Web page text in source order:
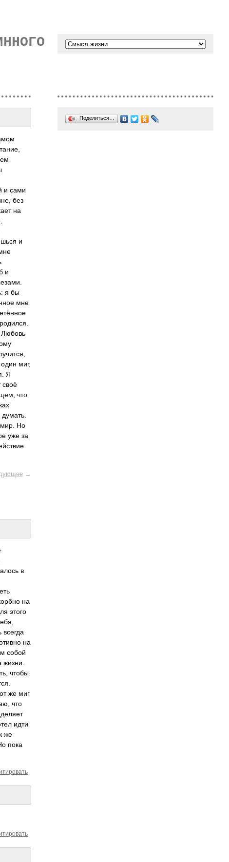
и сами
без
на
и
и
я бы
мне
Любовь
миг,
Я
своё
что
мир. Но
уже за
→
в
на
этого
на
собой
жизни.
чтобы
же миг
что
идти
же
пока
Поделиться…